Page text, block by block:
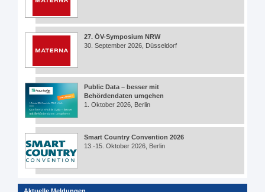
27. ÖV-Symposium NRW
30. September 2026, Düsseldorf
Public Data – besser mit
Behördendaten umgehen
1. Oktober 2026, Berlin
Smart Country Convention 2026
13.-15. Oktober 2026, Berlin